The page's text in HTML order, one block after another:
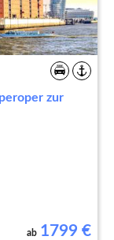
zur
ab 1799 €